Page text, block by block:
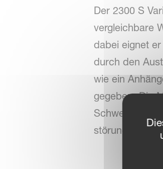
Der 2300 S
vergleichbare
dabei eignet
durch den
wie ein
gegeben. Die
Schweißung)
störungsfreien